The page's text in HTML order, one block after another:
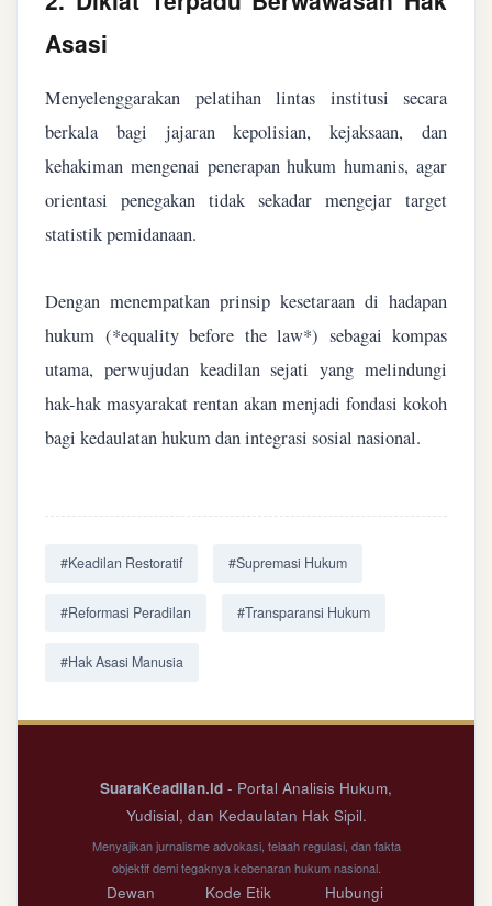
Asasi
Menyelenggarakan pelatihan lintas institusi secara
berkala bagi jajaran kepolisian, kejaksaan, dan
kehakiman mengenai penerapan hukum humanis, agar
orientasi penegakan tidak sekadar mengejar target
statistik pemidanaan.
Dengan menempatkan prinsip kesetaraan di hadapan
hukum (*equality before the law*) sebagai kompas
utama, perwujudan keadilan sejati yang melindungi
hak-hak masyarakat rentan akan menjadi fondasi kokoh
bagi kedaulatan hukum dan integrasi sosial nasional.
#Keadilan Restoratif #Supremasi Hukum
#Reformasi Peradilan #Transparansi Hukum
#Hak Asasi Manusia
SuaraKeadilan.id - Portal Analisis Hukum,
Yudisial, dan Kedaulatan Hak Sipil.
Menyajikan jurnalisme advokasi, telaah regulasi, dan fakta
objektif demi tegaknya kebenaran hukum nasional.
Dewan Kode Etik Hubungi